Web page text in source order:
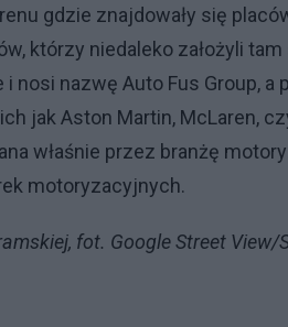
gdzie znajdowały się
którzy niedaleko założyli tam
nazwę Auto Fus Group, a
jak Aston Martin, McLaren,
właśnie przez branżę
motoryzacyjnych.
fot. Google Street View/